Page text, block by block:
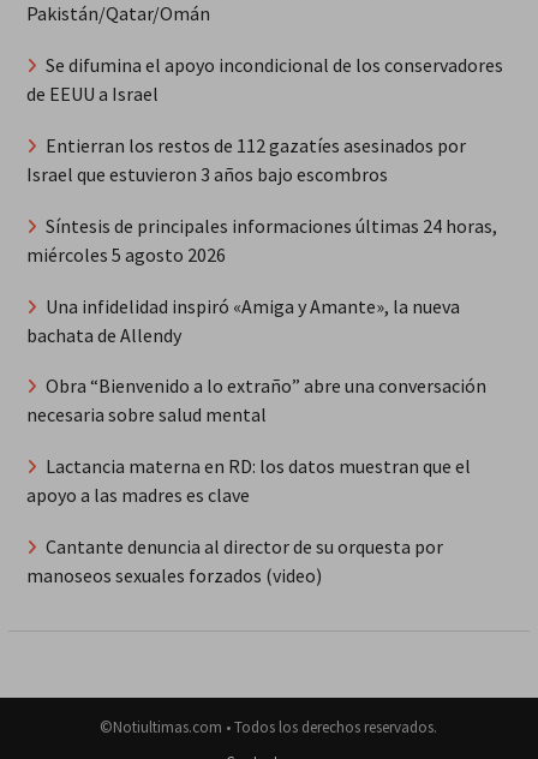
Pakistán/Qatar/Omán
Se difumina el apoyo incondicional de los conservadores
de EEUU a Israel
Entierran los restos de 112 gazatíes asesinados por
Israel que estuvieron 3 años bajo escombros
Síntesis de principales informaciones últimas 24 horas,
miércoles 5 agosto 2026
Una infidelidad inspiró «Amiga y Amante», la nueva
bachata de Allendy
Obra “Bienvenido a lo extraño” abre una conversación
necesaria sobre salud mental
Lactancia materna en RD: los datos muestran que el
apoyo a las madres es clave
Cantante denuncia al director de su orquesta por
manoseos sexuales forzados (video)
©Notiultimas.com • Todos los derechos reservados.